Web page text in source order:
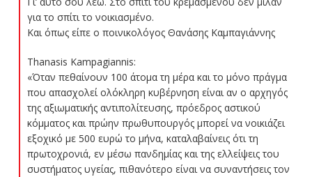
για το σπίτι το νοικιασμένο.
Και όπως είπε ο ποινικολόγος Θανάσης Καμπαγιάννης
Thanasis Kampagiannis:
«Όταν πεθαίνουν 100 άτομα τη μέρα και το μόνο πράγμα
που απασχολεί ολόκληρη κυβέρνηση είναι αν ο αρχηγός
της αξιωματικής αντιπολίτευσης, πρόεδρος αστικού
κόμματος και πρώην πρωθυπουργός μπορεί να νοικιάζει
εξοχικό με 500 ευρώ το μήνα, καταλαβαίνεις ότι τη
πρωτοχρονιά, εν μέσω πανδημίας και της ελλείψεις του
συστήματος υγείας, πιθανότερο είναι να συναντήσεις τον